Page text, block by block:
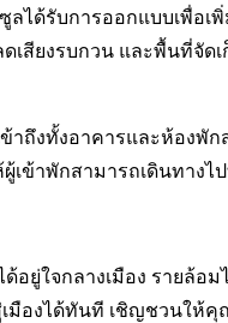
ได้รับการออกแบบเพื่อเ
ยงรบกวน และพื้นที่จัดเ
ถึงทั้งอาคารและห้องพั
ข้าพักสามารถเดินทางไ
ยู่ใจกลางเมือง รายล้อ
มืองได้ทันที เชิญชวนให้